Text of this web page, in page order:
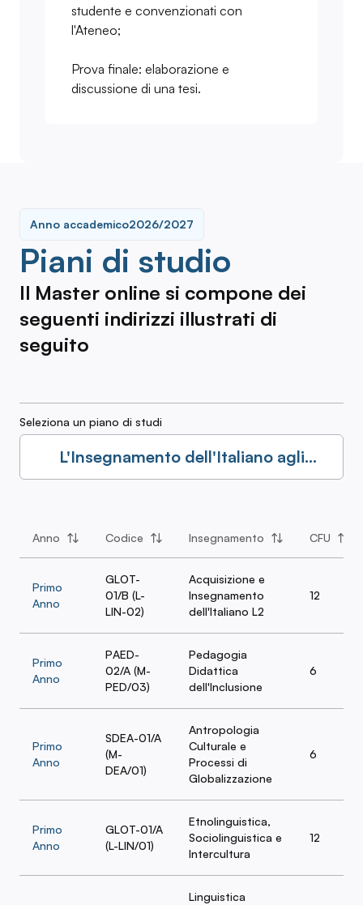
studente e convenzionati con
l'Ateneo;
Prova finale: elaborazione e
discussione di una tesi.
Piani di studio
Anno accademico2026/2027
Il Master online si compone dei
seguenti indirizzi illustrati di
seguito
Seleziona un piano di studi
L'Insegnamento dell'Italiano agli
Stranieri, L2
Anno Codice Insegnamento CFU
Primo
Anno
GLOT-
01/B (L-
LIN-02)
Acquisizione e
Insegnamento
dell'Italiano L2
12
Primo
Anno
PAED-
02/A (M-
PED/03)
Pedagogia
Didattica
dell'Inclusione
6
Primo
Anno
SDEA-01/A
(M-
DEA/01)
Antropologia
Culturale e
Processi di
Globalizzazione
6
Primo
Anno
GLOT-01/A
(L-LIN/01)
Etnolinguistica,
Sociolinguistica e
Intercultura
12
Linguistica